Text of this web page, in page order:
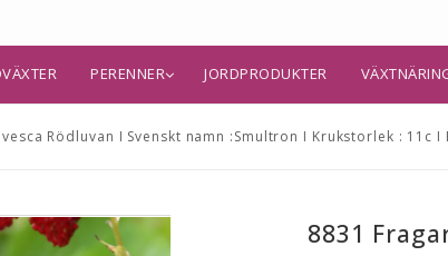
PERENNER JORDPRODUKTER
Rödluvan I Svenskt namn :Smultron I Krukstorlek :
8831